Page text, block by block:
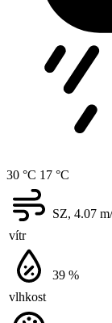
30 °C 17 °C
vítr
SZ, 4.07
vlhkost
39 %